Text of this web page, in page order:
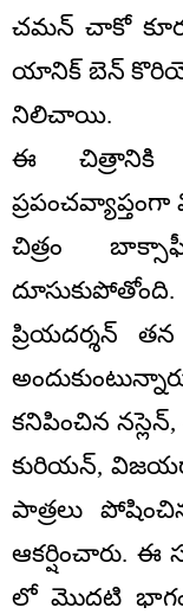
చమన్ చాకో
యానిక్ బెన్
నిలిచాయి.
ఈ చిత్రానికి
చిత్రం
ప్రియదర్శన్ తన
కనిపించిన
కురియన్,
పాత్రలు
ఆకర్షించారు.
లో మొదటి భాగంగా